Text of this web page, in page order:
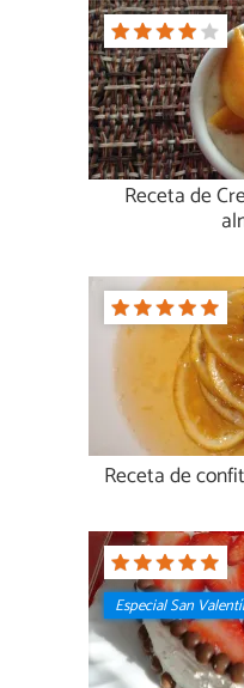
Receta de
Receta de
Especial San